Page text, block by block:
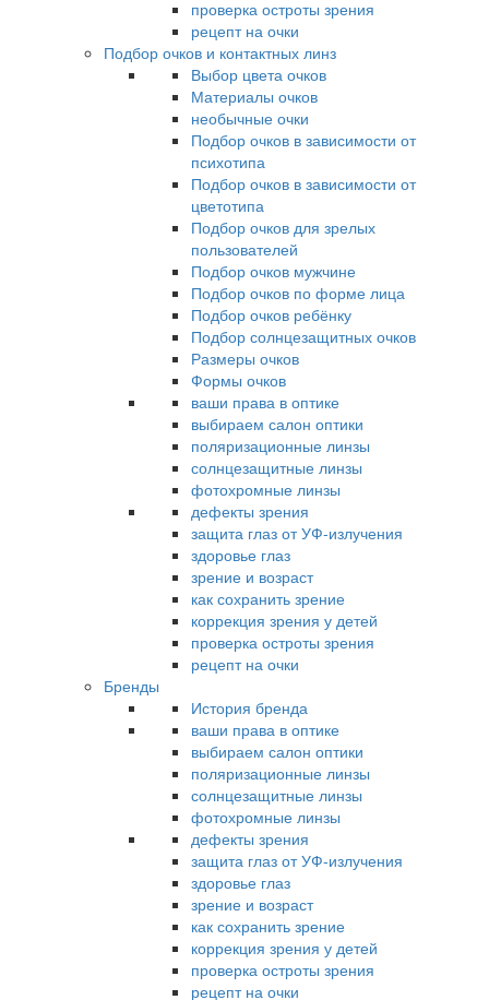
проверка остроты зрения
рецепт на очки
Подбор очков и контактных линз
Выбор цвета очков
Материалы очков
необычные очки
Подбор очков в зависимости от
психотипа
Подбор очков в зависимости от
цветотипа
Подбор очков для зрелых
пользователей
Подбор очков мужчине
Подбор очков по форме лица
Подбор очков ребёнку
Подбор солнцезащитных очков
Размеры очков
Формы очков
ваши права в оптике
выбираем салон оптики
поляризационные линзы
солнцезащитные линзы
фотохромные линзы
дефекты зрения
защита глаз от УФ-излучения
здоровье глаз
зрение и возраст
как сохранить зрение
коррекция зрения у детей
проверка остроты зрения
рецепт на очки
Бренды
История бренда
ваши права в оптике
выбираем салон оптики
поляризационные линзы
солнцезащитные линзы
фотохромные линзы
дефекты зрения
защита глаз от УФ-излучения
здоровье глаз
зрение и возраст
как сохранить зрение
коррекция зрения у детей
проверка остроты зрения
рецепт на очки